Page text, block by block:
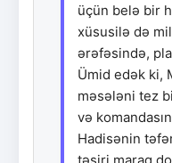
üçün belə bir
xüsusilə də
ərəfəsində,
Ümid edək ki,
məsələni tez
və
Hadisənin